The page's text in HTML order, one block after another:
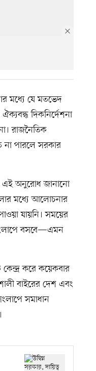
মধ্যে যে মতভেদ
দিকনির্দেশনা
রাজনৈতিক
না পারলে সরকার
এই অনুরোধ জানানো
মধ্যে আলোচনার
যায়নি। সময়ের
বসবে—এমন
করে কয়েকবার
বাইরের দেশ এবং
সমাধান